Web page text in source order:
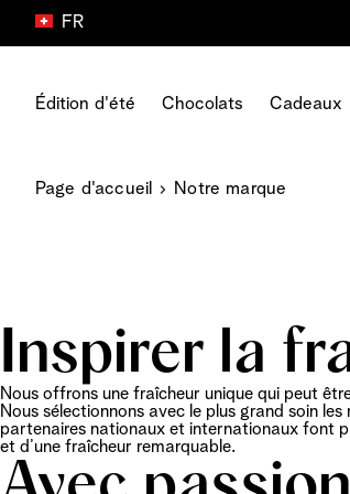
FR
Édition d'été Chocolats
Type de produit
Snacking
Vegan
Type de
Chocolat
Chocolat
Chocolat
Pralines
Tous les produits
Cadeaux
Tous les cadeaux
Cadeaux pour dire merci
Cartes Cadeaux
Cartes de voeux
Cadeaux d’enterprise
Le monde de Läderach
World Chocolate Master
House of Läderach
Coin médias
Carrière
Nos
Nos emplois
Page d'accueil Notre marque
Inspirer la
Nous offrons une fraîcheur unique qui peut
Nous sélectionnons avec le plus grand soin
partenaires nationaux et internationaux font
et d’une fraîcheur remarquable.